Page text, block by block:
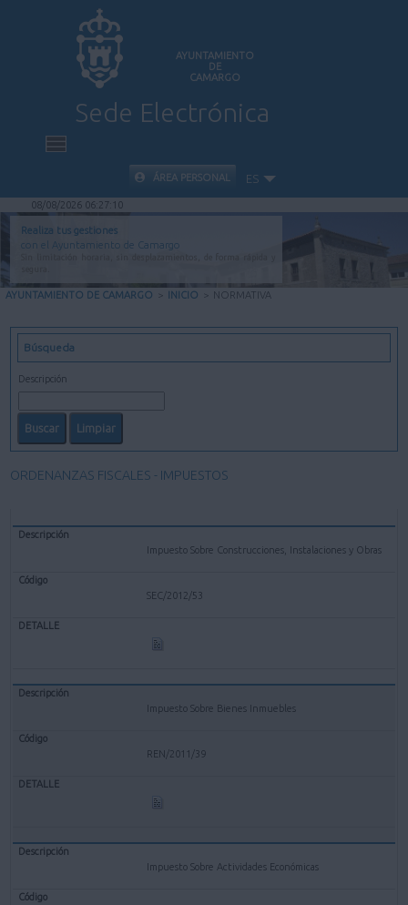
AYUNTAMIENTO
DE
CAMARGO
Sede Electrónica
INICIO
INFORMACIÓN PÚBLICA
CARPETA CIUDADANA
AYUDA
ÁREA PERSONAL ES
08/08/2026 06:27:11
Realiza tus gestiones
con el Ayuntamiento de Camargo
AYUNTAMIENTO DE CAMARGO > INICIO > NORMATIVA
Búsqueda
Descripción
ORDENANZAS FISCALES - IMPUESTOS
Impuesto Sobre Construcciones, Instalaciones y Obras
SEC/2012/53
Impuesto Sobre Bienes Inmuebles
REN/2011/39
Impuesto Sobre Actividades Económicas